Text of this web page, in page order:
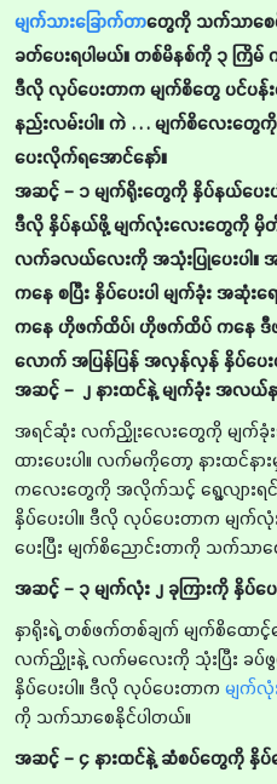
မျက်သားခြောက်တာတွေကို သက်သာစ
ခတ်ပေးရပါမယ်။ တစ်မိနစ်ကို ၃ ကြိမ်
ဒီလို လုပ်ပေးတာက မျက်စိတွေ ပင်
နည်းလမ်းပါ။ ကဲ … မျက်စိလေးတွေကို
ပေးလိုက်ရအောင်နော်။
အဆင့် – ၁ မျက်ရိုးတွေကို နှိပ်နယ်ပေးပ
ဒီလို နှိပ်နယ်ဖို့ မျက်လုံးလေးတွေကို မှိ
လက်ခလယ်လေးကို အသုံးပြုပေးပါ။ အ
ကနေ စပြီး နှိပ်ပေးပါ မျက်ခုံး အဆုံ
ကနေ ဟိုဖက်ထိပ်၊ ဟိုဖက်ထိပ် ကနေ ဒီ
လောက် အပြန်ပြန် အလှန်လှန် နှိပ်ပေးပ
အဆင့် – ၂ နားထင်နဲ့ မျက်ခုံး အလယ်န
အရင်ဆုံး လက်ညှိုးလေးတွေကို မျက်ခုံး
ထားပေးပါ။ လက်မကိုတော့ နားထင်နား
ကလေးတွေကို အလိုက်သင့် ရွေ့လျားရင်
နှိပ်ပေးပါ။ ဒီလို လုပ်ပေးတာက မ
ပေးပြီး မျက်စိညောင်းတာကို သက်သာစေ
အဆင့် – ၃ မျက်လုံး ၂ ခုကြားကို နှိပ်ပေ
နှာရိုးရဲ့ တစ်ဖက်တစ်ချက် မျက်စိထော
လက်ညှိုးနဲ့ လက်မလေးကို သုံးပြီး ခပ်ဖွဖွ
နှိပ်ပေးပါ။ ဒီလို လုပ်ပေးတာက မျက်လုံ
ကို သက်သာစေနိုင်ပါတယ်။
အဆင့် – ၄ နားထင်နဲ့ ဆံစပ်တွေကို နှိပ်ပ